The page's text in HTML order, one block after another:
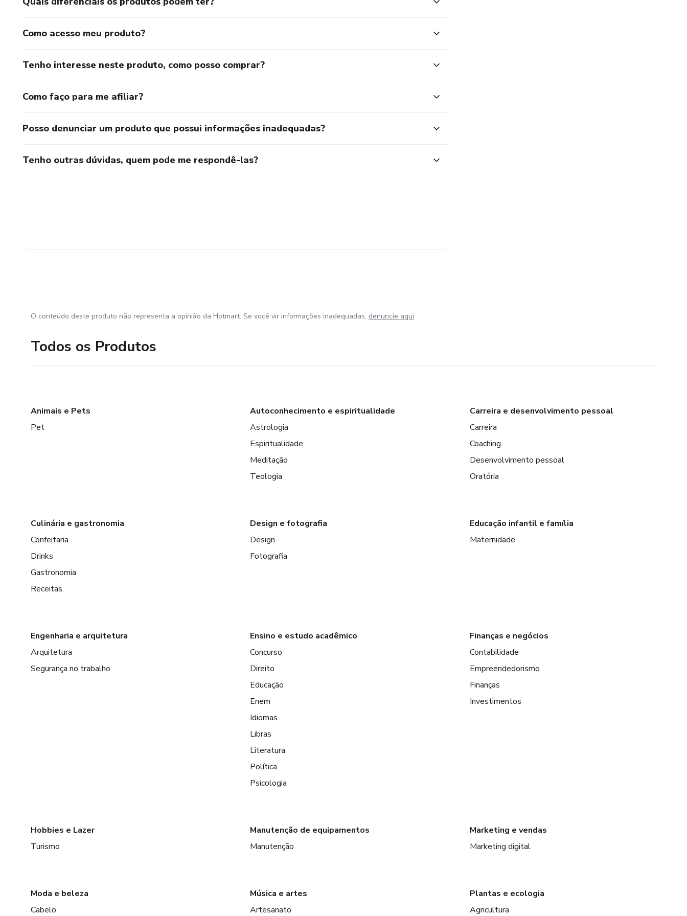
Como acesso meu produto?
Tenho interesse neste produto, como posso comprar?
Como faço para me afiliar?
Posso denunciar um produto que possui informações inadequadas?
Tenho outras dúvidas, quem pode me respondê-las?
O conteúdo deste produto não representa a opinião da Hotmart. Se você vir informações inadequadas, denuncie aqui
Todos os Produtos
Animais e Pets
Pet
Autoconhecimento e espiritualidade
Astrologia
Espiritualidade
Meditação
Teologia
Carreira e desenvolvimento pessoal
Carreira
Coaching
Desenvolvimento pessoal
Oratória
Culinária e gastronomia
Confeitaria
Drinks
Gastronomia
Receitas
Design e fotografia
Design
Fotografia
Educação infantil e família
Maternidade
Engenharia e arquitetura
Arquitetura
Segurança no trabalho
Ensino e estudo acadêmico
Concurso
Direito
Educação
Enem
Idiomas
Libras
Literatura
Política
Psicologia
Finanças e negócios
Contabilidade
Empreendedorismo
Finanças
Investimentos
Hobbies e Lazer
Turismo
Manutenção de equipamentos
Manutenção
Marketing e vendas
Marketing digital
Moda e beleza
Cabelo
Música e artes
Artesanato
Plantas e ecologia
Agricultura